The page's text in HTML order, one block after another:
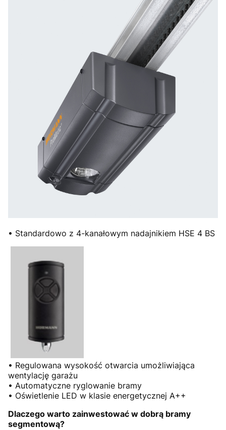
• Standardowo z 4-kanałowym nadajnikiem HSE 4 BS
• Regulowana wysokość otwarcia umożliwiająca
wentylację garażu
• Automatyczne ryglowanie bramy
• Oświetlenie LED w klasie energetycznej A++
Dlaczego warto zainwestować w dobrą bramy
segmentową?